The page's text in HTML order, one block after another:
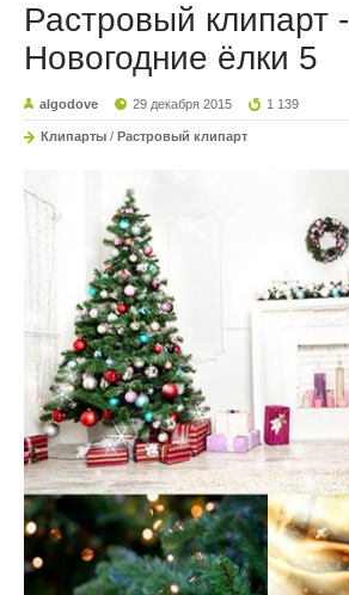
Растровый клипарт -
Новогодние ёлки 5
algodove 29 декабря 2015 1 139
Клипарты / Растровый клипарт